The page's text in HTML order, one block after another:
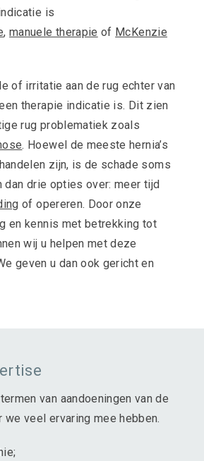
is
,manuele therapie of McKenzie
of irritatie aan de rug echter van
therapie indicatie is. Dit zien
rug problematiek zoals
. Hoewel de meeste hernia’s
zijn, is de schade soms
dan drie opties over: meer tijd
of opereren. Door onze
en kennis met betrekking tot
wij u helpen met deze
geven u dan ook gericht en
van aandoeningen van de
we veel ervaring mee hebben.